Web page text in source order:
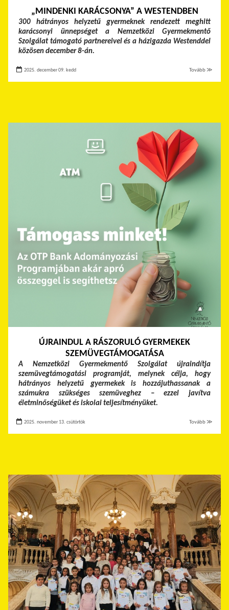
„MINDENKI KARÁCSONYA” A WESTENDBEN
300 hátrányos helyzetű gyermeknek rendezett meghitt
karácsonyi ünnepséget a Nemzetközi Gyermekmentő
Szolgálat támogató partnereivel és a házigazda Westenddel
közösen december 8-án.
2025. december 09. kedd Tovább ≫
ÚJRAINDUL A RÁSZORULÓ GYERMEKEK
SZEMÜVEGTÁMOGATÁSA
A Nemzetközi Gyermekmentő Szolgálat újraindítja
szemüvegtámogatási programját, melynek célja, hogy
hátrányos helyzetű gyermekek is hozzájuthassanak a
számukra szükséges szemüveghez – ezzel javítva
életminőségüket és iskolai teljesítményüket.
2025. november 13. csütörtök Tovább ≫